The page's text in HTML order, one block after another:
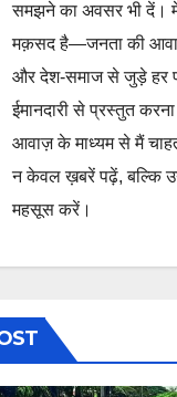
समझने का अवसर भी दें।
मक़सद है—जनता की
और देश-समाज से जुड़े हर
ईमानदारी से प्रस्तुत
आवाज़ के माध्यम से मैं
न केवल ख़बरें पढ़ें, बल्कि
महसूस करें।